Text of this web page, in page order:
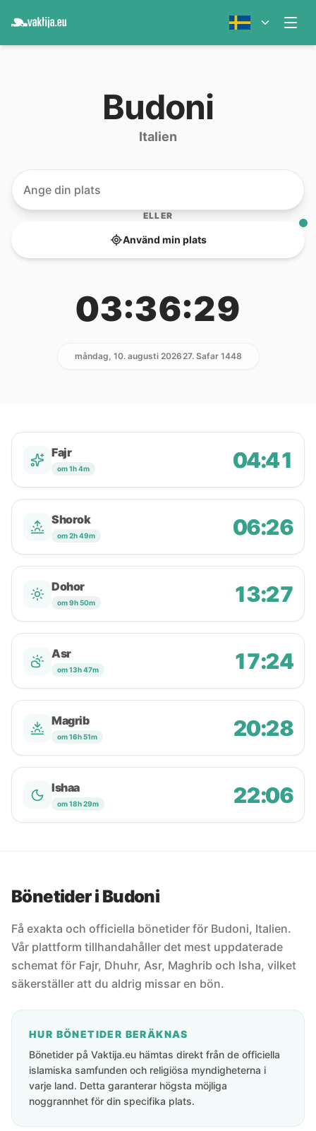
Budoni
Italien
ELLER
Använd min plats
03:36:29
måndag, 10. augusti 202627. Safar 1448
Fajr
om 1h 4m 04:41
Shorok
om 2h 49m 06:26
Dohor
om 9h 50m 13:27
Asr
om 13h 47m 17:24
Magrib
om 16h 51m 20:28
Ishaa
om 18h 29m 22:06
Bönetider i Budoni
Få exakta och officiella bönetider för Budoni, Italien.
Vår plattform tillhandahåller det mest uppdaterade
schemat för Fajr, Dhuhr, Asr, Maghrib och Isha, vilket
säkerställer att du aldrig missar en bön.
HUR BÖNETIDER BERÄKNAS
Bönetider på Vaktija.eu hämtas direkt från de officiella
islamiska samfunden och religiösa myndigheterna i
varje land. Detta garanterar högsta möjliga
noggrannhet för din specifika plats.